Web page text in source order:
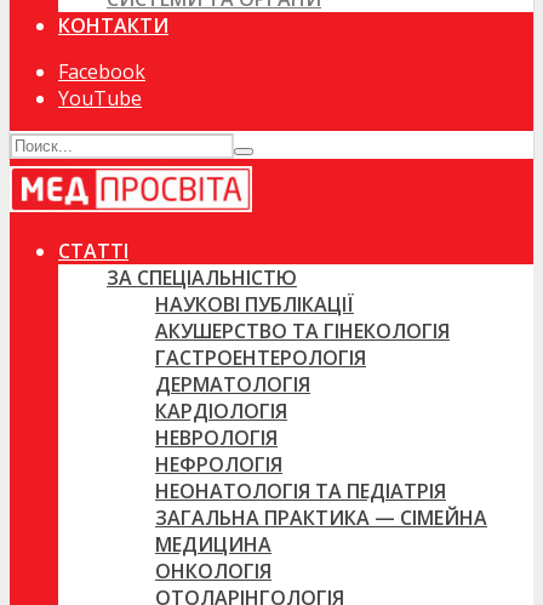
КОНТАКТИ
Facebook
YouTube
СТАТТІ
ЗА СПЕЦІАЛЬНІСТЮ
НАУКОВІ ПУБЛІКАЦІЇ
АКУШЕРСТВО ТА ГІНЕКОЛОГІЯ
ГАСТРОЕНТЕРОЛОГІЯ
ДЕРМАТОЛОГІЯ
КАРДІОЛОГІЯ
НЕВРОЛОГІЯ
НЕФРОЛОГІЯ
НЕОНАТОЛОГІЯ ТА ПЕДІАТРІЯ
ЗАГАЛЬНА ПРАКТИКА — СІМЕЙНА
МЕДИЦИНА
ОНКОЛОГІЯ
ОТОЛАРІНГОЛОГІЯ